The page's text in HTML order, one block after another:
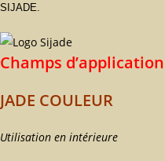
SIJADE.
Champs
JADE COULEUR
Utilisation en intérieure